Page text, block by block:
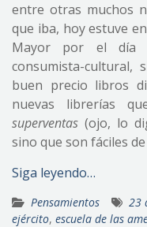
entre otras muchos
que iba, hoy estuve
Mayor por el día
consumista-cultural,
buen precio libros
nuevas librerías
superventas (ojo, lo
sino que son fáciles
Siga leyendo…
Pensamientos 23
ejército, escuela de las